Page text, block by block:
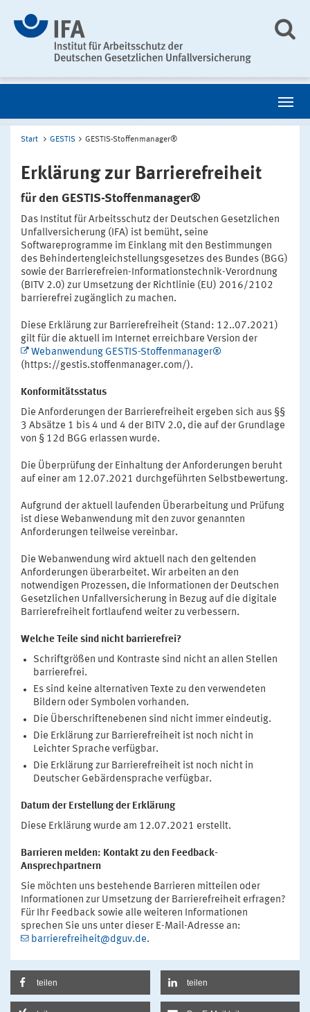
Start GESTIS GESTIS-Stoffenmanager®
Erklärung zur Barrierefreiheit
für den GESTIS-Stoffenmanager®
Das Institut für Arbeitsschutz der Deutschen Gesetzlichen
Unfallversicherung (IFA) ist bemüht, seine
Softwareprogramme im Einklang mit den Bestimmungen
des Behindertengleichstellungsgesetzes des Bundes (BGG)
sowie der Barrierefreien-Informationstechnik-Verordnung
(BITV 2.0) zur Umsetzung der Richtlinie (EU) 2016/2102
barrierefrei zugänglich zu machen.
Diese Erklärung zur Barrierefreiheit (Stand: 12..07.2021)
gilt für die aktuell im Internet erreichbare Version der
Webanwendung GESTIS-Stoffenmanager®
(https://gestis.stoffenmanager.com/).
Konformitätsstatus
Die Anforderungen der Barrierefreiheit ergeben sich aus §§
3 Absätze 1 bis 4 und 4 der BITV 2.0, die auf der Grundlage
von § 12d BGG erlassen wurde.
Die Überprüfung der Einhaltung der Anforderungen beruht
auf einer am 12.07.2021 durchgeführten Selbstbewertung.
Aufgrund der aktuell laufenden Überarbeitung und Prüfung
ist diese Webanwendung mit den zuvor genannten
Anforderungen teilweise vereinbar.
Die Webanwendung wird aktuell nach den geltenden
Anforderungen überarbeitet. Wir arbeiten an den
notwendigen Prozessen, die Informationen der Deutschen
Gesetzlichen Unfallversicherung in Bezug auf die digitale
Barrierefreiheit fortlaufend weiter zu verbessern.
Welche Teile sind nicht barrierefrei?
Schriftgrößen und Kontraste sind nicht an allen Stellen
barrierefrei.
Es sind keine alternativen Texte zu den verwendeten
Bildern oder Symbolen vorhanden.
Die Überschriftenebenen sind nicht immer eindeutig.
Die Erklärung zur Barrierefreiheit ist noch nicht in
Leichter Sprache verfügbar.
Die Erklärung zur Barrierefreiheit ist noch nicht in
Deutscher Gebärdensprache verfügbar.
Datum der Erstellung der Erklärung
Diese Erklärung wurde am 12.07.2021 erstellt.
Barrieren melden: Kontakt zu den Feedback-
Ansprechpartnern
Sie möchten uns bestehende Barrieren mitteilen oder
Informationen zur Umsetzung der Barrierefreiheit erfragen?
Für Ihr Feedback sowie alle weiteren Informationen
sprechen Sie uns unter dieser E-Mail-Adresse an:
barrierefreiheit@dguv.de.
teilen teilen